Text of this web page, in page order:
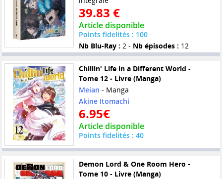
39.83 €
Article disponible
Points fidelités : 100
Nb Blu-Ray : 2 - Nb épisodes : 12
Chillin' Life in a Different World -
Tome 12 - Livre (Manga)
Meian - Manga
Akine Itomachi
6.95€
Article disponible
Points fidelités : 40
Demon Lord & One Room Hero -
Tome 10 - Livre (Manga)